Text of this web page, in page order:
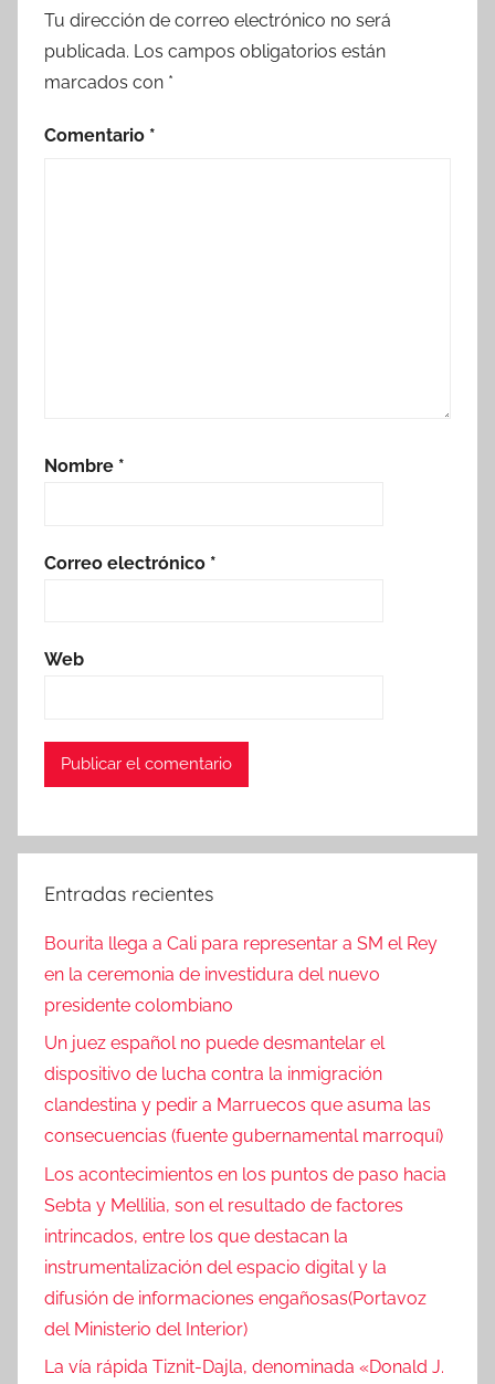
Tu dirección de correo electrónico no será
publicada. Los campos obligatorios están
marcados con *
Comentario *
Nombre *
Correo electrónico *
Web
Entradas recientes
Bourita llega a Cali para representar a SM el Rey
en la ceremonia de investidura del nuevo
presidente colombiano
Un juez español no puede desmantelar el
dispositivo de lucha contra la inmigración
clandestina y pedir a Marruecos que asuma las
consecuencias (fuente gubernamental marroquí)
Los acontecimientos en los puntos de paso hacia
Sebta y Mellilia, son el resultado de factores
intrincados, entre los que destacan la
instrumentalización del espacio digital y la
difusión de informaciones engañosas(Portavoz
del Ministerio del Interior)
La vía rápida Tiznit-Dajla, denominada «Donald J.